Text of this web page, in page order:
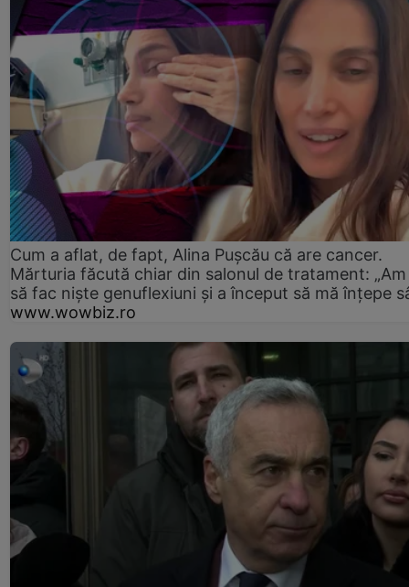
Cum a aflat, de fapt, Alina Pușcău că are cancer.
Mărturia făcută chiar din salonul de tratament:
să fac niște genuflexiuni și a început să mă înțepe
www.wowbiz.ro